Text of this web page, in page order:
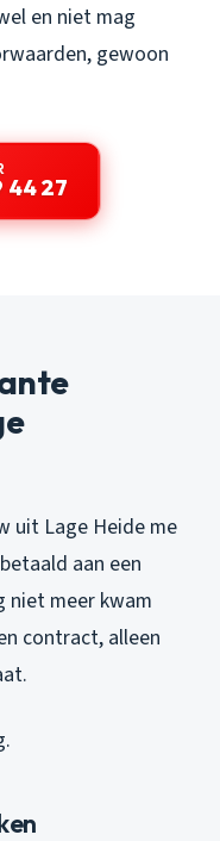
en niet mag
gewoon
44 27
uit Lage Heide me
aan een
niet meer kwam
contract, alleen